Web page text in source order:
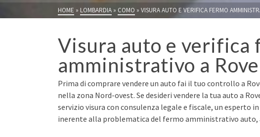
HOME » LOMBARDIA » COMO » VISURA AUTO E VERIFICA FERMO
Visura auto e verifica
amministrativo a
Prima di comprare vendere un auto fai il tuo controllo a
nella zona Nord-ovest. Se desideri vendere la tua auto a
servizio visura con consulenza legale e fiscale, un
inerente alla problematica del fermo amministrativo auto,